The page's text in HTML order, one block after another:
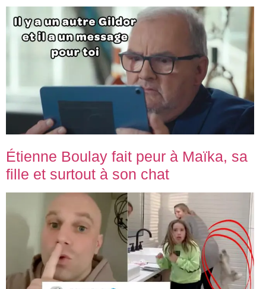
Étienne Boulay fait peur à Maïka, sa
fille et surtout à son chat